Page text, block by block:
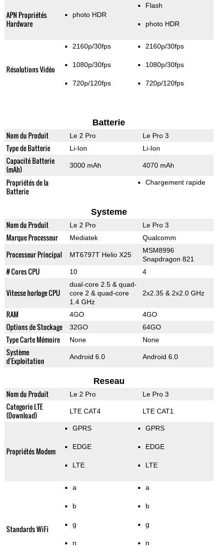
APN Propriétés
Hardware
photo HDR
Flash
photo HDR
Résolutions Vidéo
2160p/30fps
1080p/30fps
720p/120fps
2160p/30fps
1080p/30fps
720p/120fps
Batterie
Nom du Produit Le 2 Pro Le Pro 3
Type de Batterie Li-Ion Li-Ion
Capacité Batterie
(mAh)
3000 mAh 4070 mAh
Propriétés de la
Batterie
Chargement rapide
Systeme
Nom du Produit Le 2 Pro Le Pro 3
Marque Processeur Mediatek Qualcomm
Processeur Principal MT6797T Helio X25
MSM8996
Snapdragon 821
# Cores CPU 10 4
Vitesse horloge CPU
dual-core 2.5 & quad-
core 2 & quad-core
1.4 GHz
2x2.35 & 2x2.0 GHz
RAM 4GO 4GO
Options de Stockage 32GO 64GO
Type Carte Mémoire None None
Système
d'Exploitation
Android 6.0 Android 6.0
Reseau
Nom du Produit Le 2 Pro Le Pro 3
Categorie LTE
(Download)
LTE CAT4 LTE CAT1
Propriétés Modem
GPRS
EDGE
LTE
GPRS
EDGE
LTE
Standards WiFi
a
b
g
n
a
b
g
n